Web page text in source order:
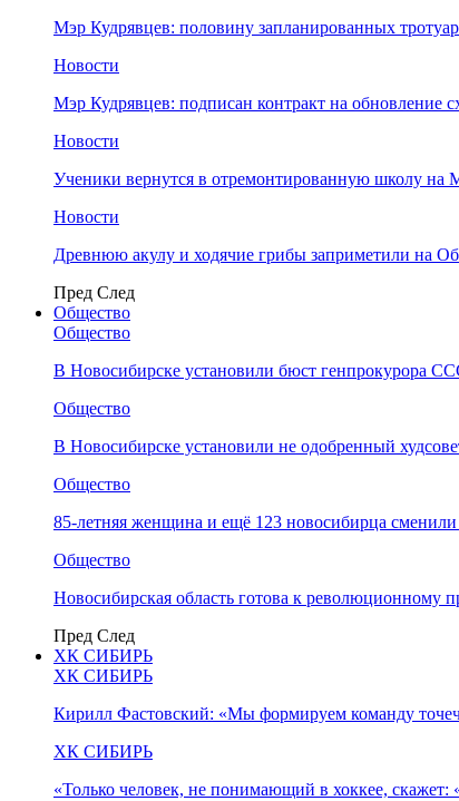
Мэр Кудрявцев: половину запланированных
Новости
Мэр Кудрявцев: подписан контракт на обновление
Новости
Ученики вернутся в отремонтированную школу на
Новости
Древнюю акулу и ходячие грибы заприметили на
Пред След
Общество
Общество
В Новосибирске установили бюст генпрокурора
Общество
В Новосибирске установили не одобренный
Общество
85-летняя женщина и ещё 123 новосибирца
Общество
Новосибирская область готова к революционному
Пред След
ХК СИБИРЬ
ХК СИБИРЬ
Кирилл Фастовский: «Мы формируем команду
ХК СИБИРЬ
«Только человек, не понимающий в хоккее,